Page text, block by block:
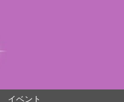
イベント